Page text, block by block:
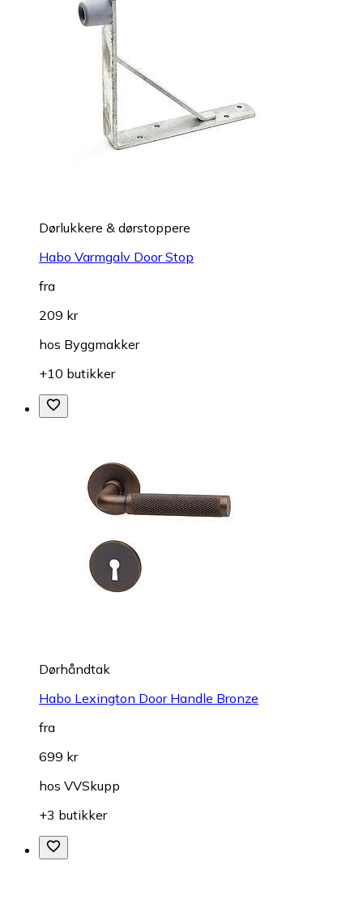
Dørlukkere & dørstoppere
Habo Varmgalv Door Stop
fra
209 kr
hos Byggmakker
+10 butikker
Dørhåndtak
Habo Lexington Door Handle Bronze
fra
699 kr
hos VVSkupp
+3 butikker